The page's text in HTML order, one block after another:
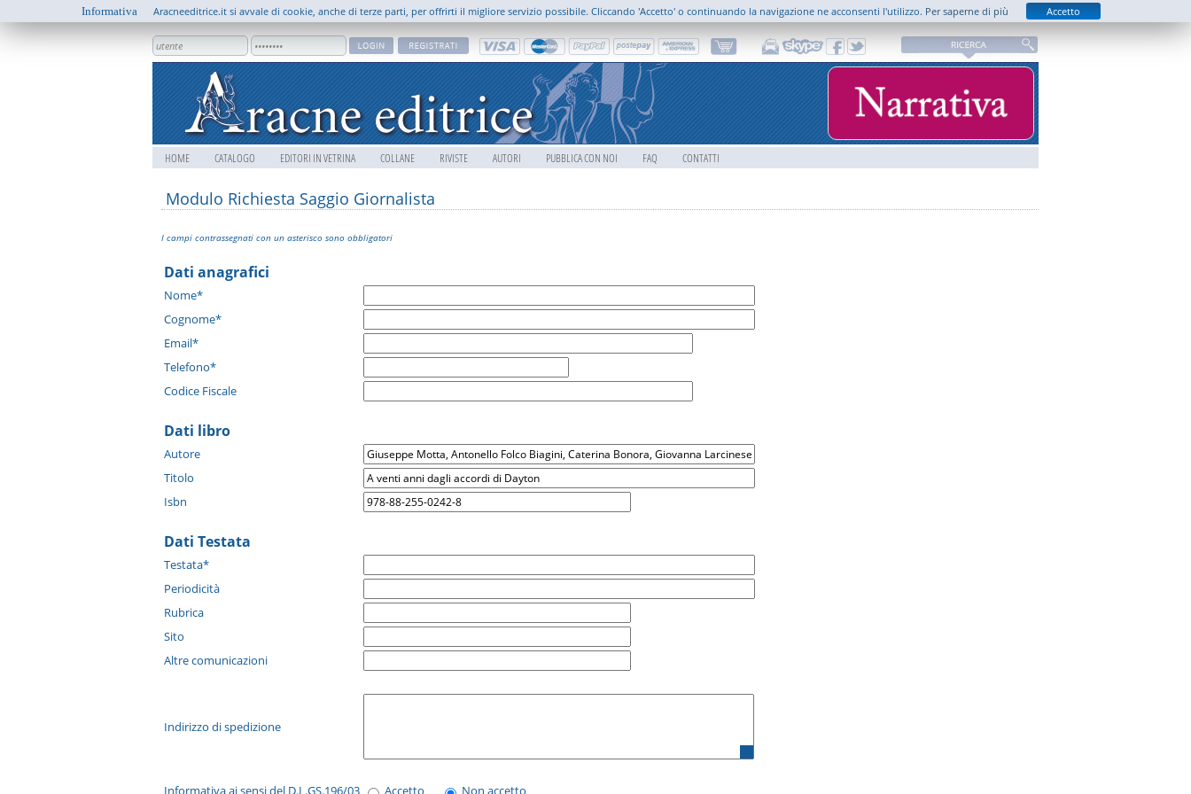
HOME CATALOGO EDITORI IN VETRINA COLLANE RIVISTE AUTORI PUBBLICA CON NOI FAQ CONTATTI
Modulo Richiesta Saggio Giornalista
I campi contrassegnati con un asterisco sono obbligatori
Dati anagrafici
Nome*
Cognome*
Email*
Telefono*
Codice Fiscale
Dati libro
Autore
Titolo
Isbn
Dati Testata
Testata*
Periodicità
Rubrica
Sito
Altre comunicazioni
Indirizzo di spedizione
Informativa ai sensi del D.L.GS.196/03 Accetto Non accetto
Informativa Aracneeditrice.it si avvale di cookie, anche di terze parti, per offrirti il migliore servizio possibile. Cliccando 'Accetto' o continuando la navigazione ne acconsenti l'utilizzo. Per saperne di più Accetto